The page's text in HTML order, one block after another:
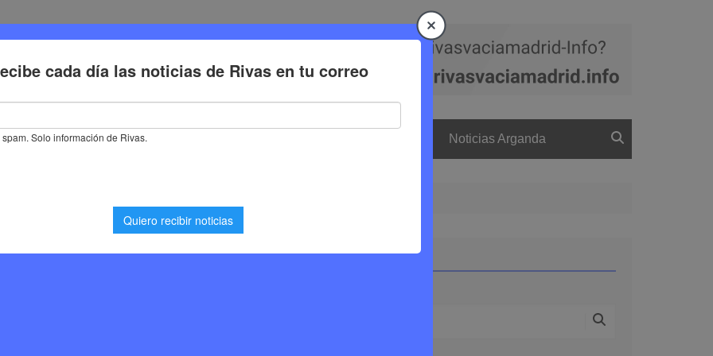
Deporte Cultura Trabajo Noticias Arganda
buscando. Quizá pueda ayudarte una búsqueda.